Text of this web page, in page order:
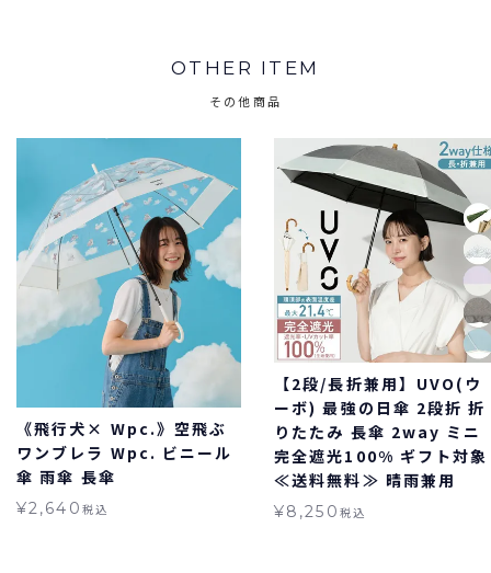
OTHER ITEM
その他商品
《飛行犬× Wpc.》空飛ぶ
ワンブレラ Wpc. ビニール
傘 雨傘 長傘
¥2,640 税込
【2段/長折兼用】UVO(ウ
ーボ) 最強の日傘 2段折 折
りたたみ 長傘 2way ミニ
完全遮光100% ギフト対象
≪送料無料≫ 晴雨兼用
¥8,250 税込